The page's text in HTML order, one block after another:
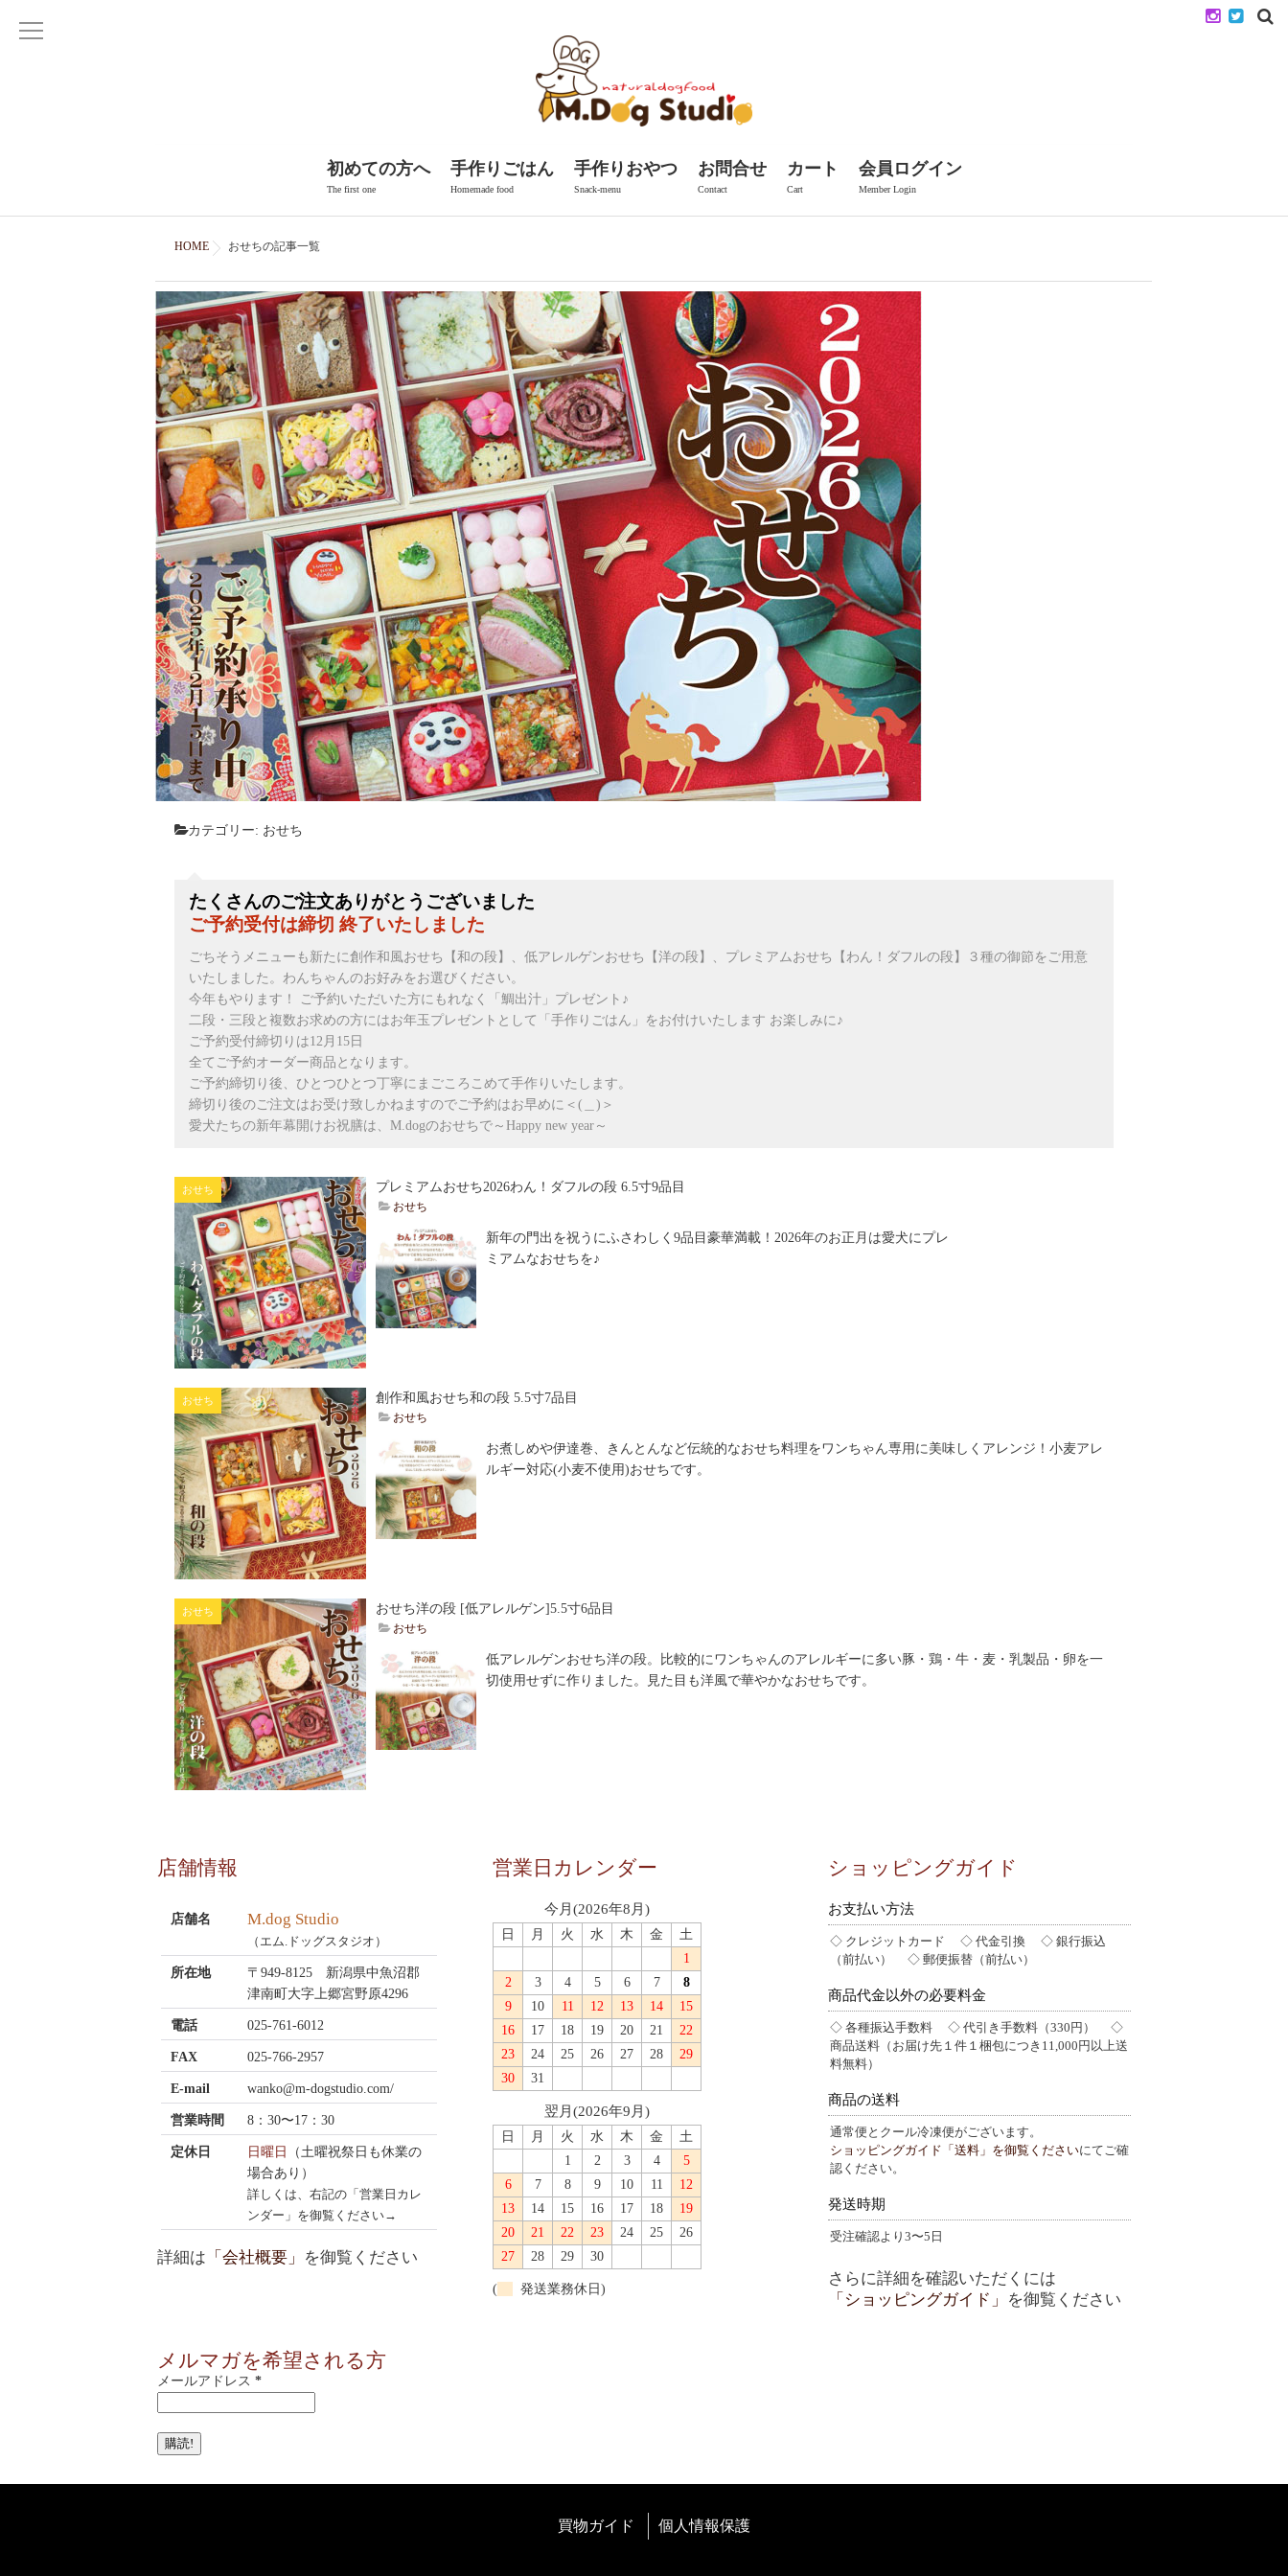
初めての方へ
The first one
手作りごはん
Homemade food
手作りおやつ
Snack-menu
お問合せ
Contact
カート
Cart
会員ログイン
Member Login
HOME おせちの記事一覧
カテゴリー: おせち
たくさんのご注文ありがとうございました
ご予約受付は締切 終了いたしました
ごちそうメニューも新たに創作和風おせち【和の段】、低アレルゲンおせち【洋の段】、プレミアムおせち【わん！ダフルの段】３種の御節をご用意
いたしました。わんちゃんのお好みをお選びください。
今年もやります！ ご予約いただいた方にもれなく「鯛出汁」プレゼント♪
二段・三段と複数お求めの方にはお年玉プレゼントとして「手作りごはん」をお付けいたします お楽しみに♪
ご予約受付締切りは12月15日
全てご予約オーダー商品となります。
ご予約締切り後、ひとつひとつ丁寧にまごころこめて手作りいたします。
締切り後のご注文はお受け致しかねますのでご予約はお早めに＜(＿)＞
愛犬たちの新年幕開けお祝膳は、M.dogのおせちで～Happy new year～
おせち プレミアムおせち2026わん！ダフルの段 6.5寸9品目
おせち
新年の門出を祝うにふさわしく9品目豪華満載！2026年のお正月は愛犬にプレ
ミアムなおせちを♪
おせち 創作和風おせち和の段 5.5寸7品目
おせち
お煮しめや伊達巻、きんとんなど伝統的なおせち料理をワンちゃん専用に美味しくアレンジ！小麦アレ
ルギー対応(小麦不使用)おせちです。
おせち おせち洋の段 [低アレルゲン]5.5寸6品目
おせち
低アレルゲンおせち洋の段。比較的にワンちゃんのアレルギーに多い豚・鶏・牛・麦・乳製品・卵を一
切使用せずに作りました。見た目も洋風で華やかなおせちです。
店舗情報
店舗名 M.dog Studio
（エム.ドッグスタジオ）
所在地
〒949-8125 新潟県中魚沼郡
津南町大字上郷宮野原4296
電話 025-761-6012
FAX 025-766-2957
E-mail wanko@m-dogstudio.com/
営業時間 8：30〜17：30
定休日 日曜日
（土曜祝祭日も休業の
場合あり）
詳しくは、右記の「営業日カレ
ンダー」を御覧ください→
詳細は 「会社概要」 を御覧ください
メルマガを希望される方
メールアドレス *
営業日カレンダー
今月(2026年8月)
日 月 火 水 木 金
土
1
2
3 4 5 6 7
8
9
10 11 12 13 14
15
16
17 18 19 20 21
22
23
24 25 26 27 28
29
30
31
翌月(2026年9月)
日 月 火 水 木 金
土
1
2 3 4
5
6
7 8 9 10 11
12
13
14 15 16 17 18
19
20
21 22 23 24 25
26
27
28 29 30
( 発送業務休日)
ショッピングガイド
お支払い方法
◇ クレジットカード ◇ 代金引換 ◇ 銀行振込
（前払い） ◇ 郵便振替（前払い）
商品代金以外の必要料金
◇ 各種振込手数料 ◇ 代引き手数料（330円） ◇
商品送料（お届け先１件１梱包につき11,000円以上送
料無料）
商品の送料
通常便とクール冷凍便がございます。
ショッピングガイド「送料」を御覧くださいにてご確
認ください。
発送時期
受注確認より3〜5日
さらに詳細を確認いただくには
「ショッピングガイド」
を御覧ください
買物ガイド 個人情報保護